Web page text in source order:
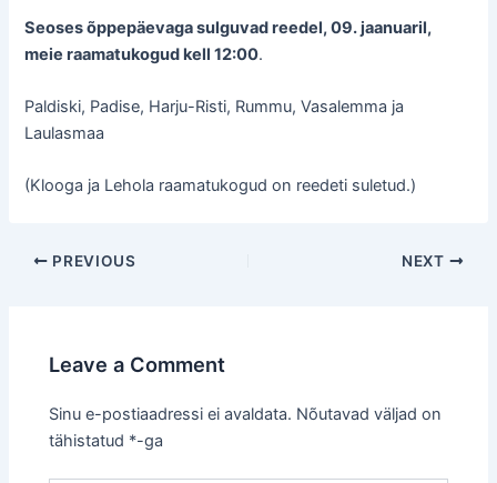
Seoses õppepäevaga sulguvad reedel, 09. jaanuaril,
meie raamatukogud kell 12:00.
Paldiski, Padise, Harju-Risti, Rummu, Vasalemma ja
Laulasmaa
(Klooga ja Lehola raamatukogud on reedeti suletud.)
Post
PREVIOUS NEXT
Leave a Comment
Sinu e-postiaadressi ei avaldata. Nõutavad väljad on
tähistatud *-ga